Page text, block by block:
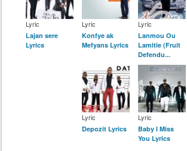
Lyric
Lajan sere
Lyrics
Lyric
Konfye ak
Mefyans Lyrics
Lyric
Lanmou Ou
Lamitie (Fruit
Defendu...
Lyric
Depozit Lyrics
Lyric
Baby I Miss
You Lyrics